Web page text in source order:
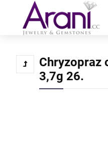
Chryzopraz
3,7g 26.